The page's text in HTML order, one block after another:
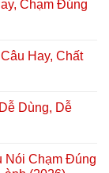
Chạm Đúng
Hay, Chất
Dùng, Dễ
Nói Chạm Đúng